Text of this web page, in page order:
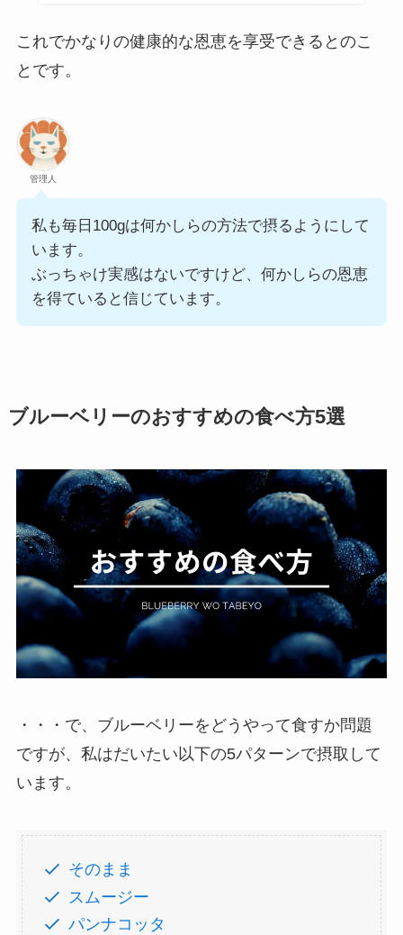
これでかなりの健康的な恩恵を享受できるとのこ
とです。
管理人
私も毎日100gは何かしらの方法で摂るようにして
います。
ぶっちゃけ実感はないですけど、何かしらの恩恵
を得ていると信じています。
ブルーベリーのおすすめの食べ方5選
・・・で、ブルーベリーをどうやって食すか問題
ですが、私はだいたい以下の5パターンで摂取して
います。
そのまま
スムージー
パンナコッタ